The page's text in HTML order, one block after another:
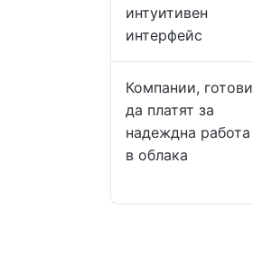
интуитивен
интерфейс
Компании, готови
да платят за
надеждна работа
в облака